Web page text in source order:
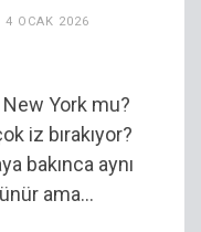
4 OCAK 2026
York mu?
iz bırakıyor?
bakınca aynı
ama...